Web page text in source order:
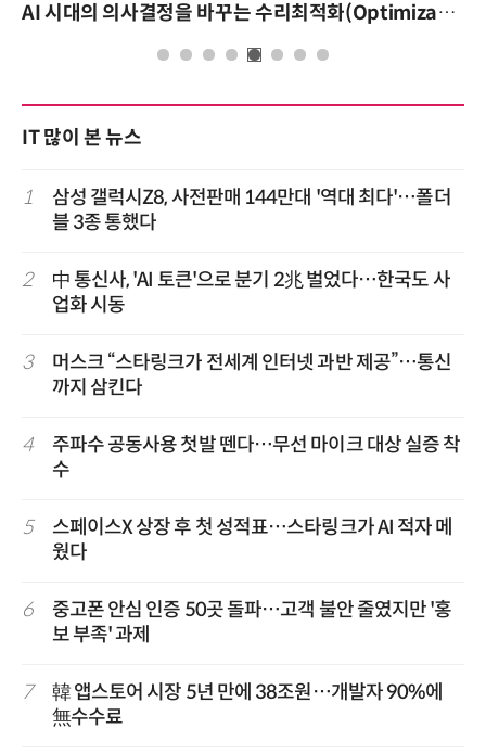
AI 시대의 의사결정을 바꾸는 수리최적화(Optimization): 실제 산업 적용 사례와 활용 전략
IT 많이 본 뉴스
1
삼성 갤럭시Z8, 사전판매 144만대 '역대 최다'…폴더
블 3종 통했다
2
中 통신사, 'AI 토큰'으로 분기 2兆 벌었다…한국도 사
업화 시동
3
머스크 “스타링크가 전세계 인터넷 과반 제공”…통신
까지 삼킨다
4
주파수 공동사용 첫발 뗀다…무선 마이크 대상 실증 착
수
5
스페이스X 상장 후 첫 성적표…스타링크가 AI 적자 메
웠다
6
중고폰 안심 인증 50곳 돌파…고객 불안 줄였지만 '홍
보 부족' 과제
7
韓 앱스토어 시장 5년 만에 38조원…개발자 90%에
無수수료